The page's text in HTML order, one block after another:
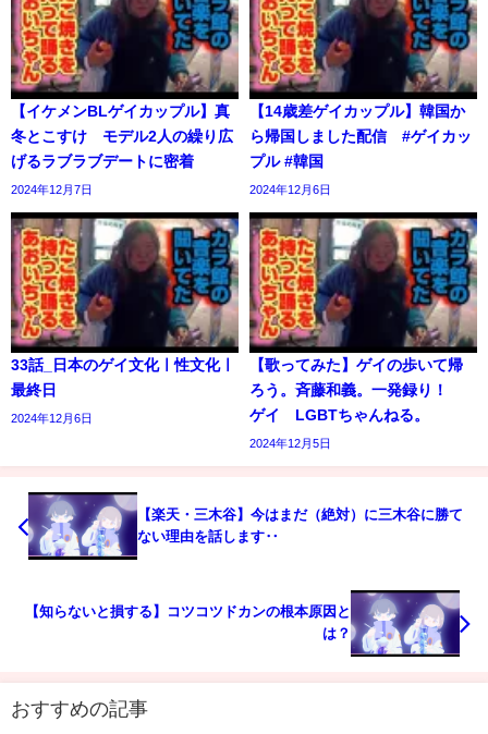
【イケメンBLゲイカップル】真
冬とこすけ モデル2人の繰り広
げるラブラブデートに密着
2024年12月7日
【14歳差ゲイカップル】韓国か
ら帰国しました配信 #ゲイカッ
プル #韓国
2024年12月6日
33話_日本のゲイ文化ㅣ性文化ㅣ
最終日
2024年12月6日
【歌ってみた】ゲイの歩いて帰
ろう。斉藤和義。一発録り！
ゲイ LGBTちゃんねる。
2024年12月5日
【楽天・三木谷】今はまだ（絶対）に三木谷に勝て
ない理由を話します‥
【知らないと損する】コツコツドカンの根本原因と
は？
おすすめの記事